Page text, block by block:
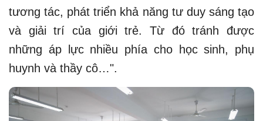
tương tác, phát triển khả năng tư duy sáng tạo
và giải trí của giới trẻ. Từ đó tránh được
những áp lực nhiều phía cho học sinh, phụ
huynh và thầy cô…".